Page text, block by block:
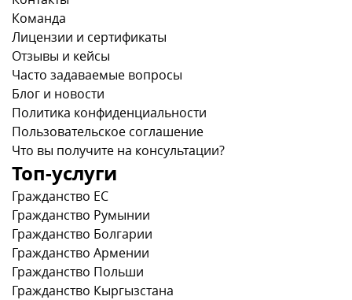
Команда
Лицензии и сертификаты
Отзывы и кейсы
Часто задаваемые вопросы
Блог и новости
Политика конфиденциальности
Пользовательское соглашение
Что вы получите на консультации?
Топ-услуги
Гражданство ЕС
Гражданство Румынии
Гражданство Болгарии
Гражданство Армении
Гражданство Польши
Гражданство Кыргызстана